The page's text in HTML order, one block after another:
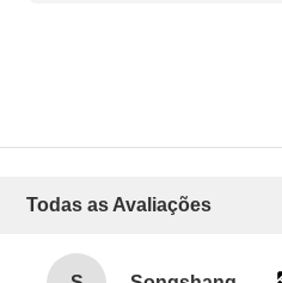
Todas as Avaliações